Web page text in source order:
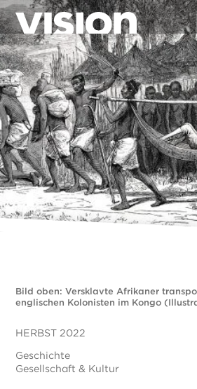
Direkt
zum
Inhalt
Bild oben: Versklavte Afrikaner
englischen Kolonisten im Kongo
HERBST 2022
Geschichte
Gesellschaft & Kultur